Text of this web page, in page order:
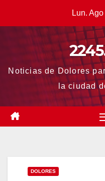
Lun.
Noticias de Dolores
la ciudad
DOLORES